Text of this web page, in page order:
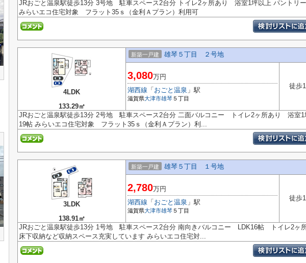
JRおごと温泉駅徒歩13分 3号地 駐車スペース2台分 トイレ2ヶ所あり 浴室1坪以上 パントリ
みらいエコ住宅対象 フラット35ｓ（金利Ａプラン）利用可
4LDK
133.29㎡
新築一戸建 雄琴５丁目 ２号地
3,080万円
湖西線 「 おごと温泉 」駅
滋賀県大津市雄琴 ５丁目
徒歩
JRおごと温泉駅徒歩13分 2号地 駐車スペース2台分 二面バルコニー トイレ2ヶ所あり 浴室1
19帖 みらいエコ住宅対象 フラット35ｓ（金利Ａプラン）利...
3LDK
138.91㎡
新築一戸建 雄琴５丁目 １号地
2,780万円
湖西線 「 おごと温泉 」駅
滋賀県大津市雄琴 ５丁目
徒歩
JRおごと温泉駅徒歩13分 1号地 駐車スペース2台分 南向きバルコニー LDK16帖 トイレ2ヶ
床下収納など収納スペース充実しています みらいエコ住宅対...